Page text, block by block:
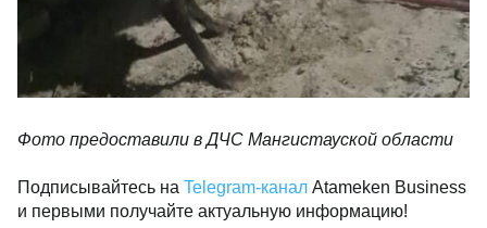
Фото предоставили в ДЧС Мангистауской области
Подписывайтесь на Telegram-канал Atameken Business
и первыми получайте актуальную информацию!